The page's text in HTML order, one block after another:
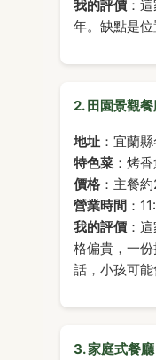
我的評價 ：
年。缺點是
2. 田園景觀
地址 ：宜蘭
特色菜 ：烤
價格 ：主餐
營業時間 ：
我的評價 ：
格偏貴，一
話，小孩可能
3. 家庭式餐